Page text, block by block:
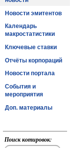
Новости эмитентов
Календарь
макростатистики
Ключевые ставки
Отчёты корпораций
Новости портала
События и
мероприятия
Доп. материалы
Поиск котировок: